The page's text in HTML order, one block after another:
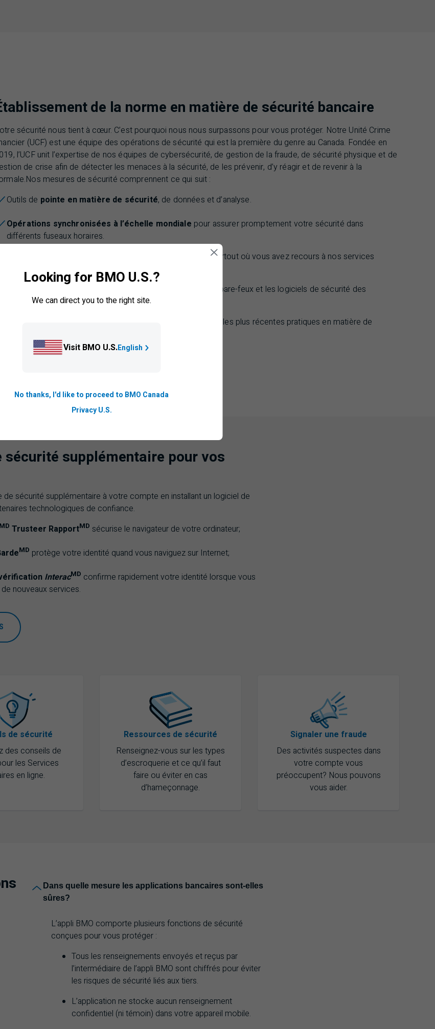
de la norme en matière de sécurité bancaire
sécurité nous tient à cœur. C’est pourquoi nous nous surpassons pour vous protéger. Notre Unité Crime
(UCF) est une équipe des opérations de sécurité qui est la première du genre au Canada. Fondée en
l’UCF unit l’expertise de nos équipes de cybersécurité, de gestion de la fraude, de sécurité physique et de
de crise afin de détecter les menaces à la sécurité, de les prévenir, d’y réagir et de revenir à la
Nos mesures de sécurité comprennent ce qui suit :
Outils de pointe en matière de sécurité, de données et d’analyse.
Opérations synchronisées à l’échelle mondiale pour assurer promptement votre sécurité dans
différents fuseaux horaires.
et partout où vous avez recours à nos services
bancaires.
, comme les pare-feux et les logiciels de sécurité des
courriels.
sur les meilleures et les plus récentes pratiques en matière de
sécurité supplémentaire pour vos
sécurité supplémentaire à votre compte en installant un logiciel de
technologiques de confiance.
MD Trusteer RapportMD sécurise le navigateur de votre ordinateur;
MD protège votre identité quand vous naviguez sur Internet;
InteracMD confirme rapidement votre identité lorsque vous
nouveaux services.
de sécurité
des conseils de
les Services
en ligne.
Ressources de sécurité
Renseignez-vous sur les types
d’escroquerie et ce qu’il faut
faire ou éviter en cas
d’hameçonnage.
Signaler une fraude
Des activités suspectes dans
votre compte vous
préoccupent? Nous pouvons
vous aider.
Dans quelle mesure les applications bancaires sont-elles
sûres?
L’appli BMO comporte plusieurs fonctions de sécurité
conçues pour vous protéger :
Tous les renseignements envoyés et reçus par
l’intermédiaire de l’appli BMO sont chiffrés pour éviter
les risques de sécurité liés aux tiers.
L’application ne stocke aucun renseignement
confidentiel (ni témoin) dans votre appareil mobile.
Looking for BMO U.S.?
We can direct you to the right site.
Visit BMO U.S.English
No thanks, I'd like to proceed to BMO Canada
Privacy U.S.